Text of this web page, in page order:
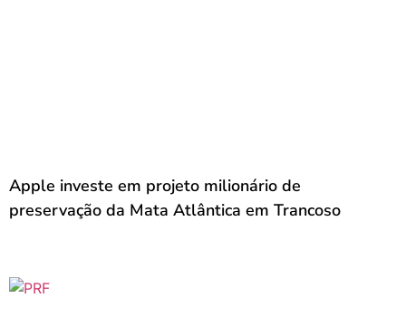
Apple investe em projeto milionário de
preservação da Mata Atlântica em Trancoso